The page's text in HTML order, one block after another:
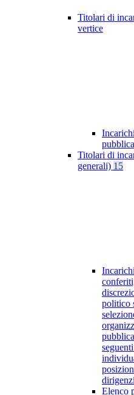
Titolari di
vertice
Titolari di
generali) 15
politico
Elenco